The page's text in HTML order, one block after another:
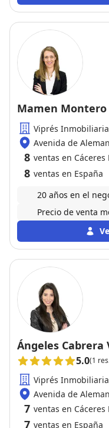
Mamen Montero
Viprés Inmobiliaria
Avenida de
8 ventas en Cáceres
8 ventas en España
20 años en el
Precio de venta
Ángeles Cabrera
5.0(1
Viprés Inmobiliaria
Avenida de
7 ventas en Cáceres
7 ventas en España